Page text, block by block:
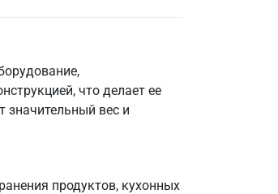
что делает ее
значительный вес и
продуктов, кухонных